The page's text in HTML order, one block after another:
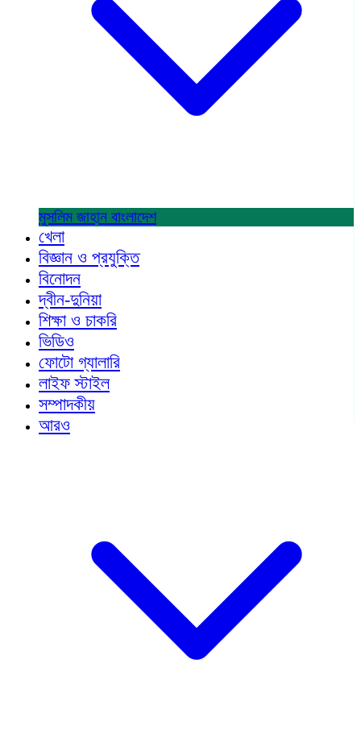
মুসলিম জাহান বাংলাদেশ
খেলা
বিজ্ঞান ও প্রযুক্তি
বিনোদন
দ্বীন-দুনিয়া
শিক্ষা ও চাকরি
ভিডিও
ফোটো গ্যালারি
লাইফ স্টাইল
সম্পাদকীয়
আরও